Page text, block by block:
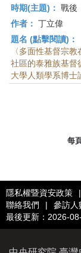
時期(主題)： 戰後
作者： 丁立偉
題名 (點擊閱讀)：
〈多面性基督宗
社區的泰雅族基督
大學人類學系博士
每
隱私權暨資安政策 |
聯絡我們
| 參訪人
最後更新：2026-